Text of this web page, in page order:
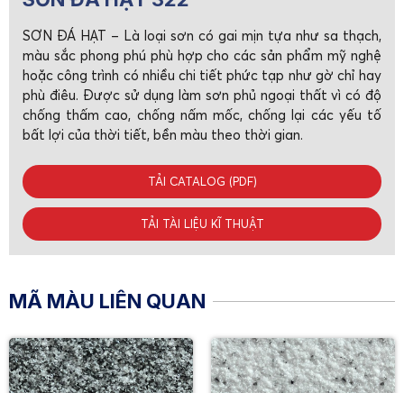
SƠN ĐÁ HẠT – Là loại sơn có gai mịn tựa như sa thạch,
màu sắc phong phú phù hợp cho các sản phẩm mỹ nghệ
hoặc công trình có nhiều chi tiết phức tạp như gờ chỉ hay
phù điêu. Được sử dụng làm sơn phủ ngoại thất vì có độ
chống thấm cao, chống nấm mốc, chống lại các yếu tố
bất lợi của thời tiết, bền màu theo thời gian.
TẢI CATALOG (PDF)
TẢI TÀI LIỆU KĨ THUẬT
MÃ MÀU LIÊN QUAN